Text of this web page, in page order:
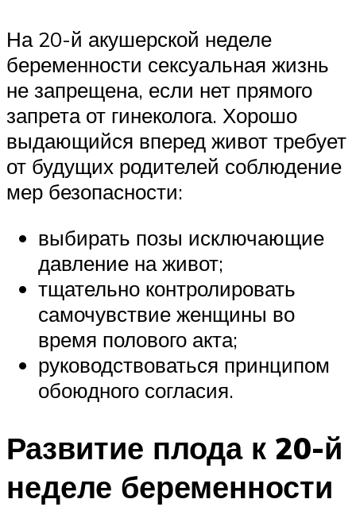
На 20-й акушерской неделе
беременности сексуальная жизнь
не запрещена, если нет прямого
запрета от гинеколога. Хорошо
выдающийся вперед живот требует
от будущих родителей соблюдение
мер безопасности:
выбирать позы исключающие
давление на живот;
тщательно контролировать
самочувствие женщины во
время полового акта;
руководствоваться принципом
обоюдного согласия.
Развитие плода к 20-й
неделе беременности